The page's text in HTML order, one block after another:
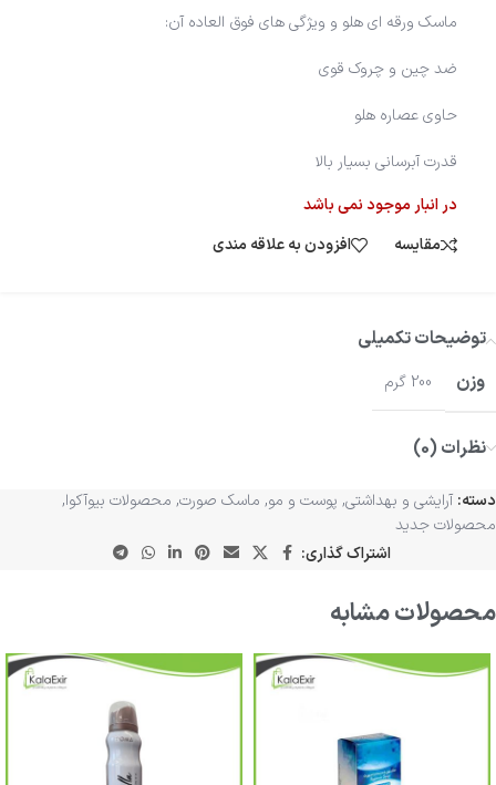
ماسک ورقه ای هلو و ویژگی های فوق العاده آن:
ضد چین و چروک قوی
حاوی عصاره هلو
قدرت آبرسانی بسیار بالا
در انبار موجود نمی باشد
مقایسه
افزودن به علاقه مندی
توضیحات تکمیلی
وزن
200 گرم
نظرات (0)
دسته: آرایشی و بهداشتی, پوست و مو, ماسک صورت, محصولات بیوآکوا,
محصولات جدید
اشتراک گذاری:
محصولات مشابه